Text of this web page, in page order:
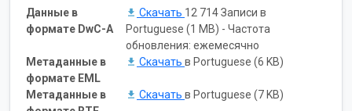
Данные в
формате DwC-A
Скачать 12 714 Записи в
Portuguese (1 MB) - Частота
обновления: ежемесячно
Метаданные в
формате EML
Скачать в Portuguese (6 KB)
Метаданные в
Скачать в Portuguese (7 KB)